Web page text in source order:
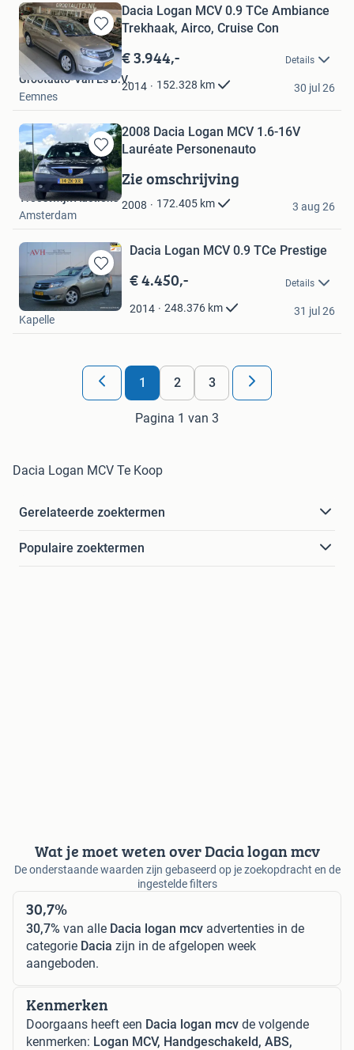
Bewaren
in
Mijn
Favorieten
Dacia Logan MCV 0.9 TCe Ambiance
Trekhaak, Airco, Cruise Con
€ 3.944,- Details
2014 152.328 km
Grootauto-Van Es B.V.
Eemnes
30 jul 26
Bewaren
in
Mijn
Favorieten
2008 Dacia Logan MCV 1.6-16V
Lauréate Personenauto
Zie omschrijving
2008 172.405 km
Troostwijk Auctions
Amsterdam
3 aug 26
Bewaren
in
Mijn
Dacia Logan MCV 0.9 TCe Prestige
€ 4.450,- Details
2014 248.376 km
AVH Auto's
Kapelle
31 jul 26
1 2 3
Pagina 1 van 3
Dacia Logan MCV Te Koop
Gerelateerde zoektermen
Populaire zoektermen
Wat je moet weten over Dacia logan mcv
De onderstaande waarden zijn gebaseerd op je zoekopdracht en de
ingestelde filters
30,7%
30,7% van alle Dacia logan mcv advertenties in de
categorie Dacia zijn in de afgelopen week
aangeboden.
Kenmerken
Doorgaans heeft een Dacia logan mcv de volgende
kenmerken: Logan MCV, Handgeschakeld, ABS,